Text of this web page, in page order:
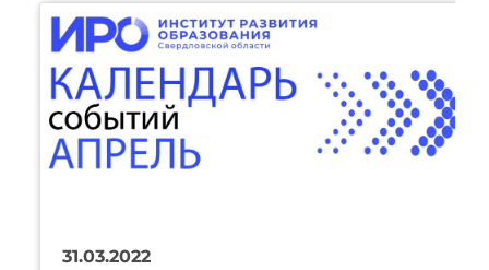
31.03.2022